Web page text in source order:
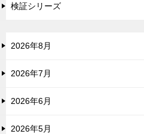
検証シリーズ
2026年8月
2026年7月
2026年6月
2026年5月